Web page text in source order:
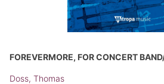
FOREVERMORE, FOR CONCERT
Doss, Thomas